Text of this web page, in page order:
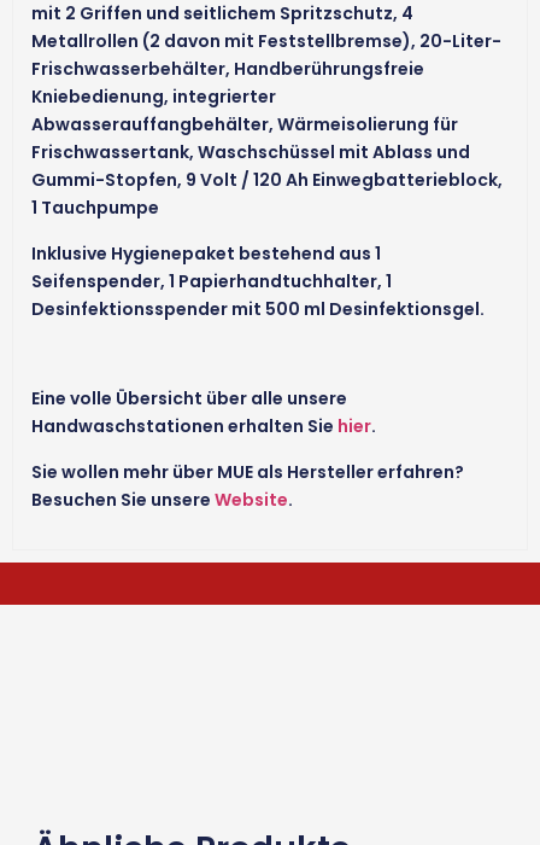
mit 2 Griffen und seitlichem Spritzschutz, 4
Metallrollen (2 davon mit Feststellbremse), 20-Liter-
Frischwasserbehälter, Handberührungsfreie
Kniebedienung, integrierter
Abwasserauffangbehälter, Wärmeisolierung für
Frischwassertank, Waschschüssel mit Ablass und
Gummi-Stopfen, 9 Volt / 120 Ah Einwegbatterieblock,
1 Tauchpumpe
Inklusive Hygienepaket bestehend aus 1
Seifenspender, 1 Papierhandtuchhalter, 1
Desinfektionsspender mit 500 ml Desinfektionsgel.
Eine volle Übersicht über alle unsere
Handwaschstationen erhalten Sie hier.
Sie wollen mehr über MUE als Hersteller erfahren?
Besuchen Sie unsere Website.